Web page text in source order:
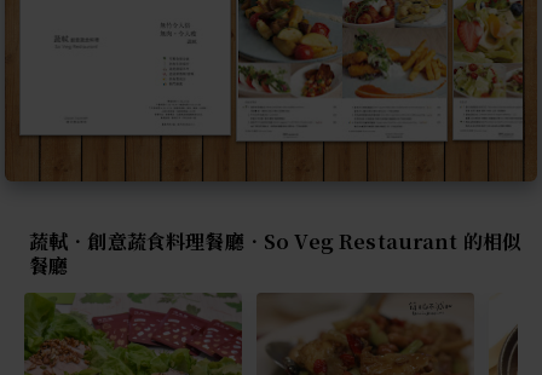
蔬軾．創意蔬食料理餐廳．So Veg Restaurant 的相似
餐廳